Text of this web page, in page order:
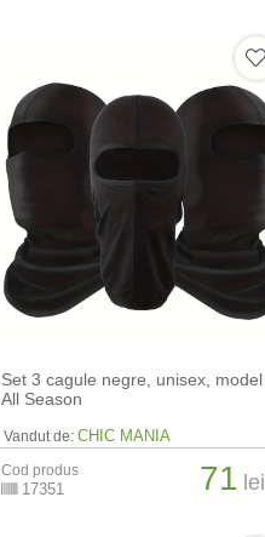
Set 3 cagule negre, unisex, model
All Season
Vandut de: CHIC MANIA
Cod produs
17351 71 lei